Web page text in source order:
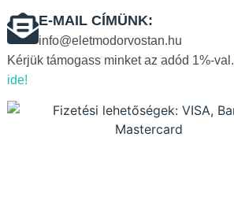
E-MAIL CÍMÜNK:
info@eletmodorvostan.hu
Kérjük támogass minket az adód 1%-val.
ide!